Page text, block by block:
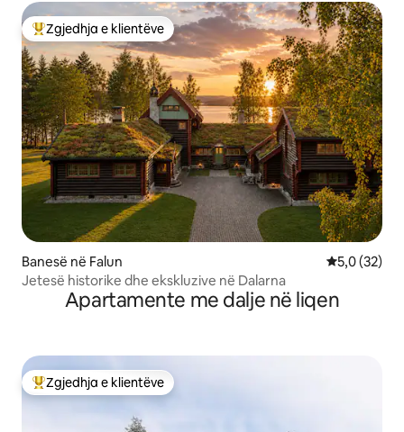
Më të mirat e zgjedhjeve të klientëve
Zgjedhja e klientëve
Banesë në Falun Vlerësimi
5,0 (32)
Jetesë historike dhe ekskluzive në Dalarna
Apartamente me dalje në liqen
Më të mirat e zgjedhjeve të klientëve
Zgjedhja e klientëve